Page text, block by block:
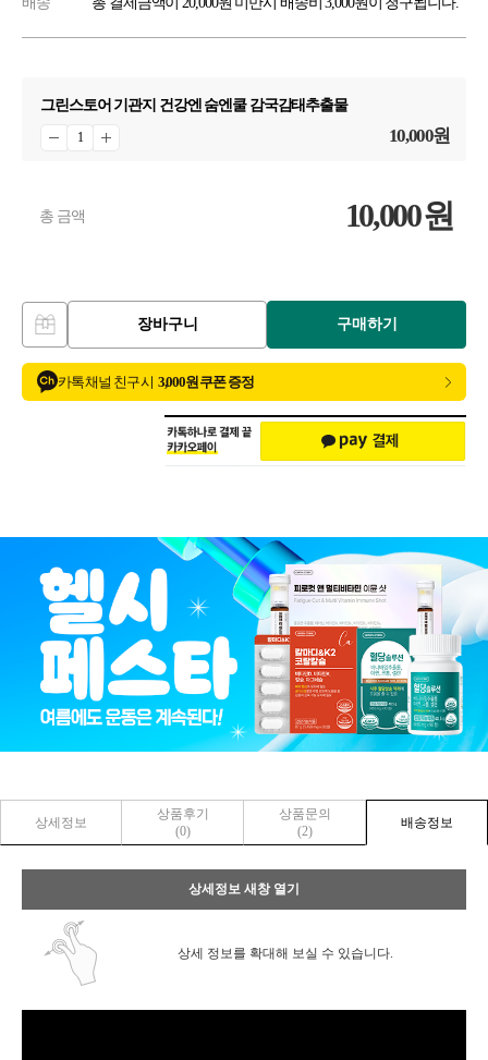
그린스토어 기관지 건강엔 숨엔쿨 감국감태추출물
10,000원
총 금액 10,000원
장바구니 구매하기
카톡 채널 친구 시 3,000원 쿠폰 증정
상세정보
상품후기
(0)
상품문의
(2)
배송정보
상세정보 새창 열기
상세 정보를 확대해 보실 수 있습니다.